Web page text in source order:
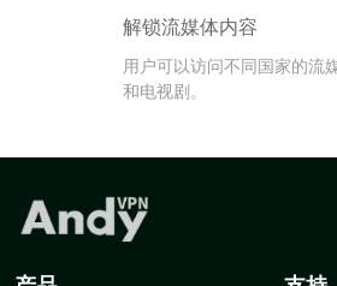
解锁流媒体内容
用户可以访问不同国家的流
和电视剧。